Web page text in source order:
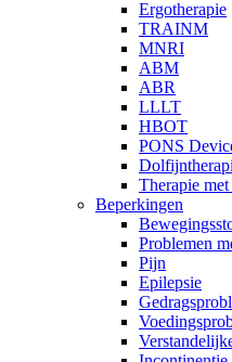
Ergotherapie
TRAINM
MNRI
ABM
ABR
LLLT
HBOT
PONS
Therapie met
Beperkingen
Problemen
Pijn
Epilepsie